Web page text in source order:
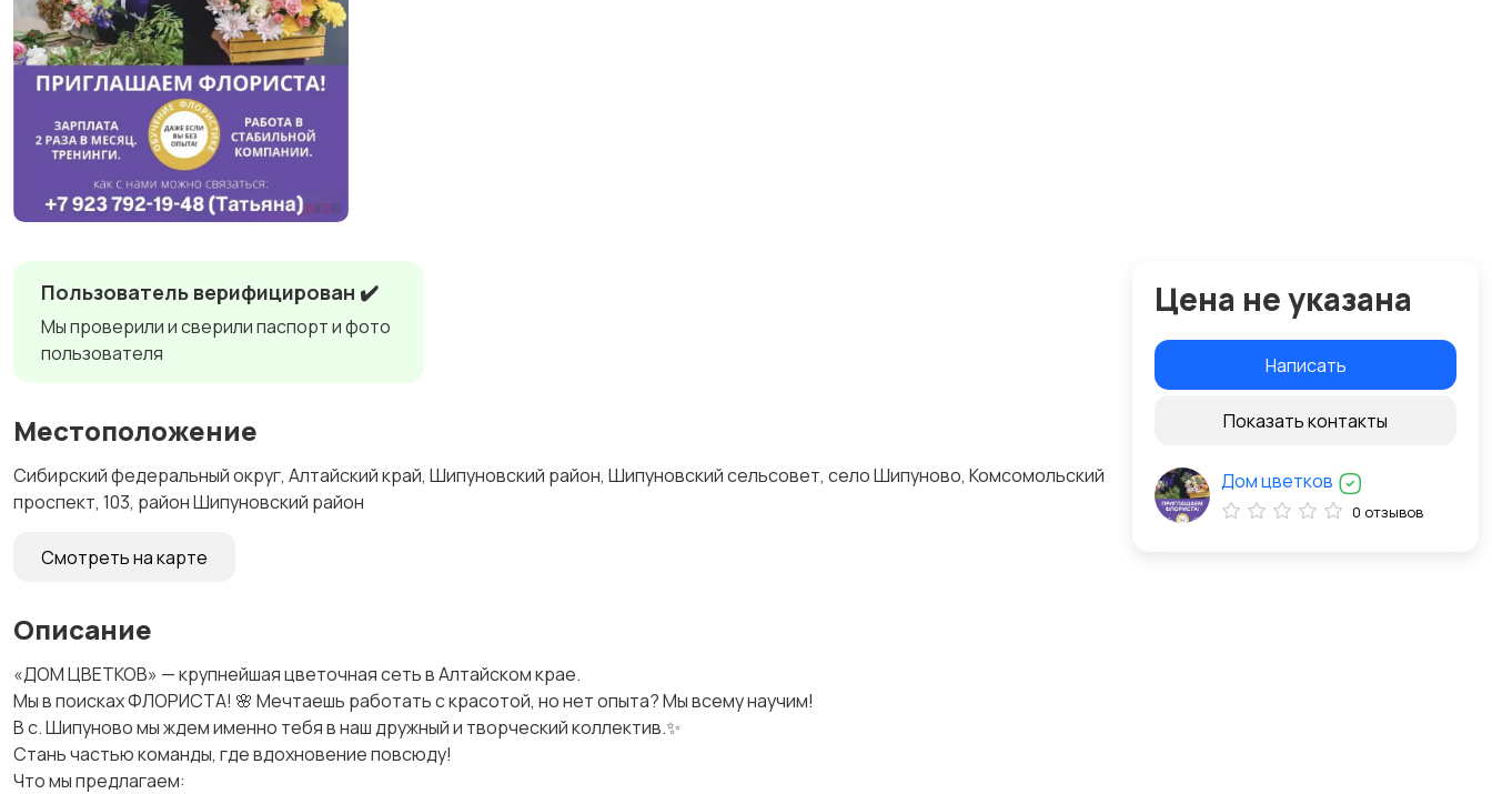
Пользователь верифицирован ✔️
Мы проверили и сверили паспорт и фото
пользователя
Местоположение
Сибирский федеральный округ, Алтайский край, Шипуновский район, Шипуновский сельсовет, село Шипуново, Комсомольский
проспект, 103, район Шипуновский район
Смотреть на карте
Описание
«ДОМ ЦВЕТКОВ» — крупнейшая цветочная сеть в Алтайском крае.
Мы в поисках ФЛОРИСТА! 🌸 Мечтаешь работать с красотой, но нет опыта? Мы всему научим!
В с. Шипуново мы ждем именно тебя в наш дружный и творческий коллектив.✨
Стань частью команды, где вдохновение повсюду!
Что мы предлагаем:
Цена не указана
Написать
Показать контакты
Дом цветков
0 отзывов